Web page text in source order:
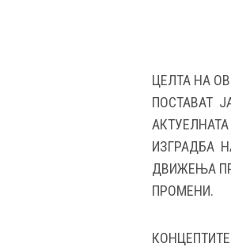
ЦЕЛТА НА
ПОСТАВАТ
ИЗГРАДБА
ДВИЖЕЊА
ПРОМЕНИ.